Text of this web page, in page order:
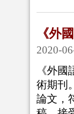
《外
2020-
《外
術期刊
論文，